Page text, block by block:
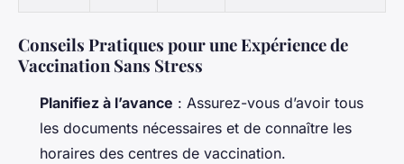
Conseils Pratiques pour une Expérience de
Vaccination Sans Stress
Planifiez à l’avance : Assurez-vous d’avoir tous
les documents nécessaires et de connaître les
horaires des centres de vaccination.